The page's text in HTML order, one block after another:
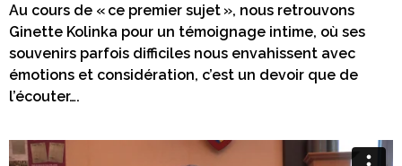
Au cours de « ce premier sujet », nous retrouvons
Ginette Kolinka pour un témoignage intime, où ses
souvenirs parfois difficiles nous envahissent avec
émotions et considération, c’est un devoir que de
l’écouter….